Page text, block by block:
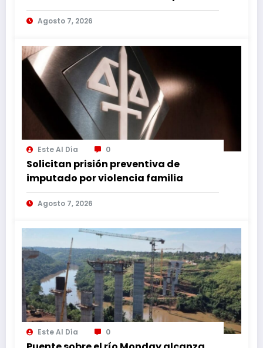
internos vulnerables
Agosto 7, 2026
Este Al Día 0
Solicitan prisión preventiva de
imputado por violencia familia
Agosto 7, 2026
Este Al Día 0